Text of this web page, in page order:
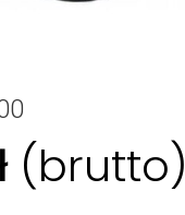
(brutto)